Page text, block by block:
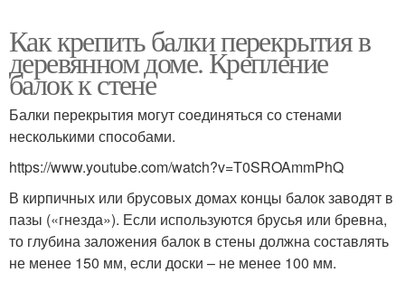
Как крепить балки перекрытия в
деревянном доме. Крепление
балок к стене
Балки перекрытия могут соединяться со стенами
несколькими способами.
https://www.youtube.com/watch?v=T0SROAmmPhQ
В кирпичных или брусовых домах концы балок заводят в
пазы («гнезда»). Если используются брусья или бревна,
то глубина заложения балок в стены должна составлять
не менее 150 мм, если доски – не менее 100 мм.